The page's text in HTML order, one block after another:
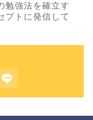
勉強法を確立す
プトに発信して